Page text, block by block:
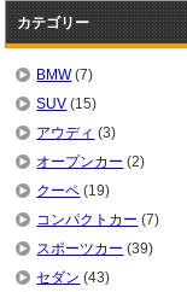
カテゴリー
BMW(7)
SUV (15)
アウディ (3)
オープンカー (2)
クーペ (19)
コンパクトカー (7)
スポーツカー (39)
セダン (43)